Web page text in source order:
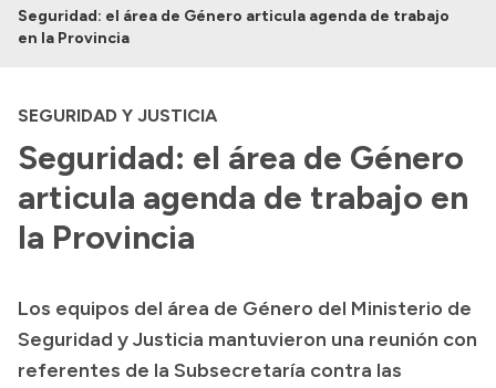
Institucional
Autoridades
Delegaciones
Normativa
Presupuesto
Boletín Oficial
Seguridad: el área de Género articula agenda de trabajo
en la Provincia
SEGURIDAD Y JUSTICIA
Seguridad: el área de Género
articula agenda de trabajo en
la Provincia
Los equipos del área de Género del Ministerio de
Seguridad y Justicia mantuvieron una reunión con
referentes de la Subsecretaría contra las